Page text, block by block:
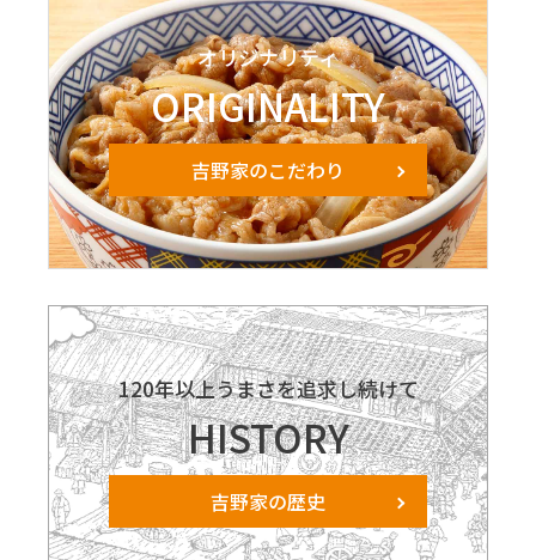
オリジナリティ
ORIGINALITY
吉野家のこだわり
120年以上うまさを追求し続けて
HISTORY
吉野家の歴史